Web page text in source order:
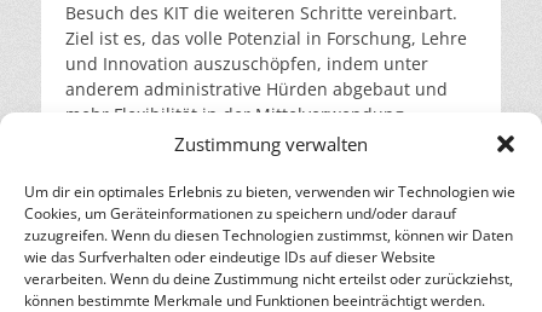
Zustimmung verwalten
Um dir ein optimales Erlebnis zu bieten, verwenden wir Technologien wie
Cookies, um Geräteinformationen zu speichern und/oder darauf
zuzugreifen. Wenn du diesen Technologien zustimmst, können wir Daten
wie das Surfverhalten oder eindeutige IDs auf dieser Website
verarbeiten. Wenn du deine Zustimmung nicht erteilst oder zurückziehst,
können bestimmte Merkmale und Funktionen beeinträchtigt werden.
Besuch des KIT die weiteren Schritte vereinbart.
Ziel ist es, das volle Potenzial in Forschung, Lehre
und Innovation auszuschöpfen, indem unter
anderem administrative Hürden abgebaut und
mehr Flexibilität in der Mittelverwendung
ermöglicht werden soll. So wollen die
gemeinsamen einheitlichen Haushalt schaffen.
weiterlesen…
– Energie für die Zukunft –